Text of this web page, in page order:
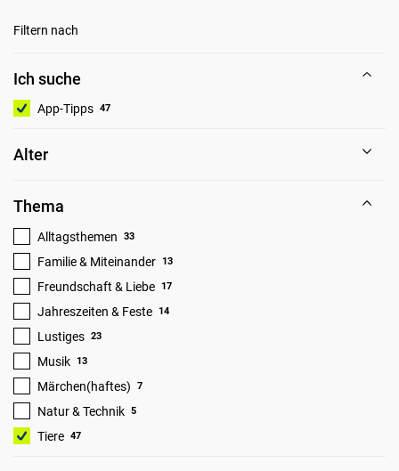
Filtern nach
Ich suche
App-Tipps 47
Alter
Thema
Alltagsthemen 33
Familie & Miteinander 13
Freundschaft & Liebe 17
Jahreszeiten & Feste 14
Lustiges 23
Musik 13
Märchen(haftes) 7
Natur & Technik 5
Tiere 47